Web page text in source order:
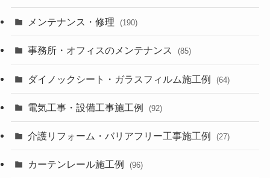
メンテナンス・修理 (190)
事務所・オフィスのメンテナンス (85)
ダイノックシート・ガラスフィルム施工例 (64)
電気工事・設備工事施工例 (92)
介護リフォーム・バリアフリー工事施工例 (27)
カーテンレール施工例 (96)